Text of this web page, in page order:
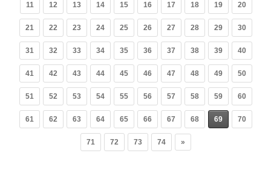
11 12 13 14 15 16 17 18 19 20
21 22 23 24 25 26 27 28 29 30
31 32 33 34 35 36 37 38 39 40
41 42 43 44 45 46 47 48 49 50
51 52 53 54 55 56 57 58 59 60
61 62 63 64 65 66 67 68 69 70
71 72 73 74 »